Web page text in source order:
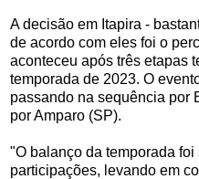
A decisão em Itapira -
de acordo com eles foi o
aconteceu após três etapas
temporada de 2023. O
passando na sequência por
por Amparo (SP).
"O balanço da temporada
participações, levando em